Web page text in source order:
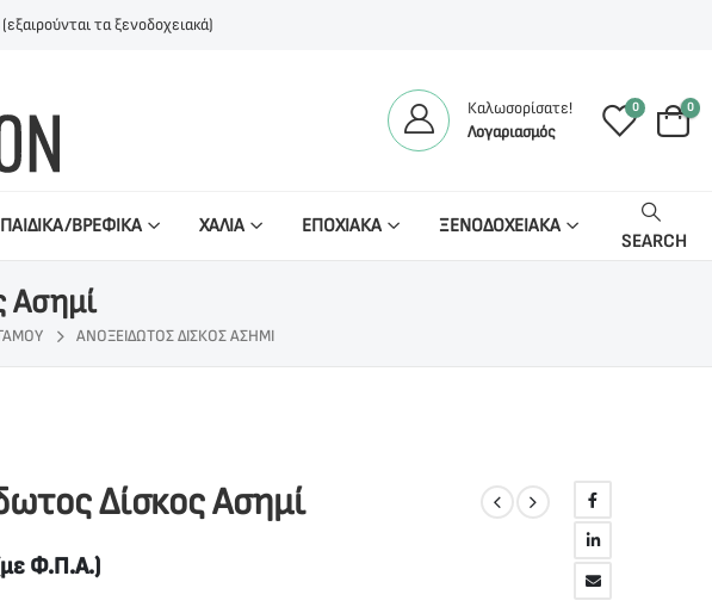
(εξαιρούνται τα ξενοδοχειακά)
Καλωσορίσατε!
Λογαριασμός
0 0
ΠΑΙΔΙΚΑ/ΒΡΕΦΙΚΑ ΧΑΛΙΑ ΕΠΟΧΙΑΚΑ ΞΕΝΟΔΟΧΕΙΑΚΑ
SEARCH
Ασημί
ΑΝΟΞΕΊΔΩΤΟΣ ΔΊΣΚΟΣ ΑΣΗΜΊ
Δίσκος Ασημί
Φ.Π.Α.)